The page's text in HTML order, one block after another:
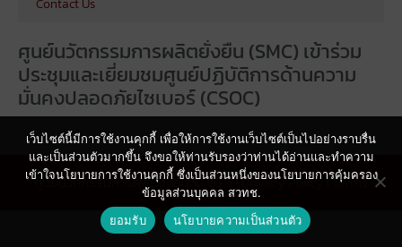
Contact Us
ศูนย์นวัตกรรมการผลิตยั่งยืน (SMC) เข้าร่วม
ประชุมและเยี่ยมชมศูนย์ปฏิบัติการด้านความ
มั่นคงปลอดภัยไซเบอร์ (CSOC)
ศูนย์นวัตกรรมการผลิตยั่งยืน © 2021 |Privacy Policy |Terms
เว็บไซต์นี้มีการใช้งานคุกกี้ เพื่อให้การใช้งานเว็บไซต์เป็นไปอย่างราบรื่น
และเป็นส่วนตัวมากขึ้น จึงขอให้ท่านรับรองว่าท่านได้อ่านและทำความ
เข้าใจนโยบายการใช้งานคุกกี้ ซึ่งเป็นส่วนหนึ่งของนโยบายการคุ้มครอง
ข้อมูลส่วนบุคคล สวทช.
ยอมรับ
นโยบายความเป็นส่วนตัว